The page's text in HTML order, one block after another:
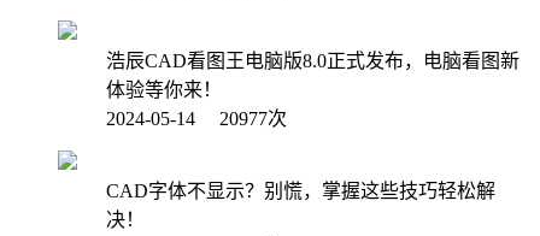
浩辰CAD看图王电脑版8.0正式发布，电脑看图新
体验等你来！
2024-05-14 20977次
CAD字体不显示？别慌，掌握这些技巧轻松解
决！